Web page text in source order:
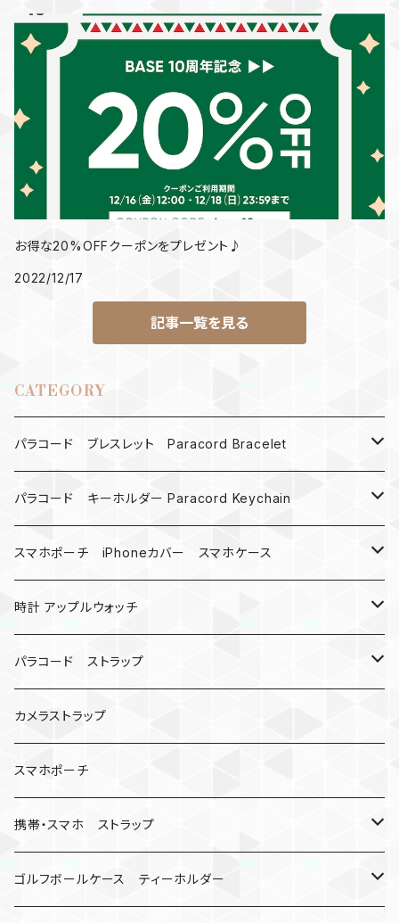
お得な20%OFFクーポンをプレゼント♪
2022/12/17
記事一覧を見る
CATEGORY
パラコード ブレスレット Paracord Bracelet
MAD MAX
バックル
バックル無し
シャックル
数珠
パラコード キーホルダー Paracord Keychain
ハロウィン
コンパス
ベルトループ
クボタン
キーケース
人形
忍者
キャンプ道具
スマホポーチ iPhoneカバー スマホケース
楽天ミニ ケース
iPhone
時計 アップルウォッチ
カナビラウォッチ
腕時計
アップルウォッチ
バックル
マッドマックス
パラコード ストラップ
サバイバルツール
カメラストラップ
スマホポーチ
携帯・スマホ ストラップ
ネックストラップ・ショルダーストラップ
ゴルフボールケース ティーホルダー